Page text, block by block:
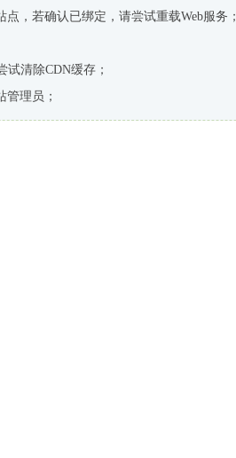
，若确认已绑定，请尝试重载Web服务；
试清除CDN缓存；
管理员；